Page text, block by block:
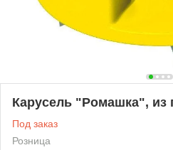
Карусель "Ромашка", из
Под заказ
Розница